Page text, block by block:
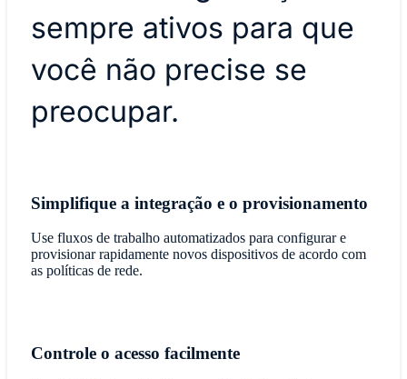
sempre ativos para que
você não precise se
preocupar.
Simplifique a integração e o provisionamento
Use fluxos de trabalho automatizados para configurar e
provisionar rapidamente novos dispositivos de acordo com
as políticas de rede.
Controle o acesso facilmente